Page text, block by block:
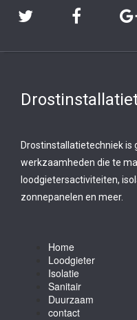
Drostinstallatietechniek is
werkzaamheden die te
loodgietersactiviteiten,
zonnepanelen en meer.
Home
Loodgieter
Isolatie
Sanitair
Duurzaam
contact